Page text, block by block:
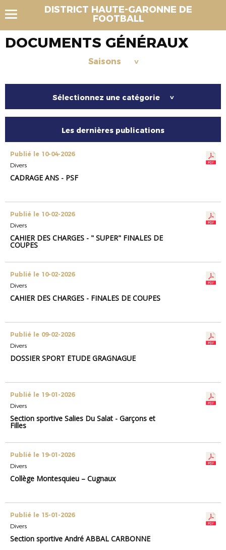
DISTRICT HAUTE-GARONNE DE
FOOTBALL
DOCUMENTS GÉNÉRAUX
Saisons >
Sélectionnez une catégorie >
Les dernières publications
Publié le 10-04-2026
Divers
CADRAGE ANS - PSF
Publié le 10-02-2026
Divers
CAHIER DES CHARGES - " SUPER" FINALES DE
COUPES
Publié le 10-02-2026
Divers
CAHIER DES CHARGES - FINALES DE COUPES
Publié le 09-02-2026
Divers
DOSSIER SPORT ÉTUDE GRAGNAGUE
Publié le 19-01-2026
Divers
Section sportive Salies Du Salat - Garçons et
Filles
Publié le 19-01-2026
Divers
Collège Montesquieu – Cugnaux
Publié le 15-01-2026
Divers
Section sportive André ABBAL CARBONNE